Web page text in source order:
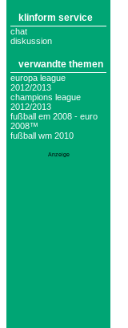
klinform service
chat
diskussion
verwandte themen
europa league
2012/2013
champions league
2012/2013
fußball em 2008 - euro
2008™
fußball wm 2010
Anzeige